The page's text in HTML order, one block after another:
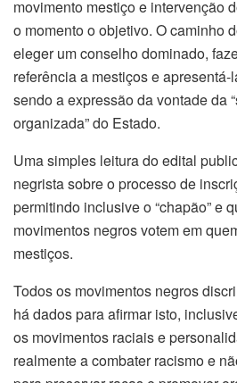
movimento mestiço e intervenção
o momento o objetivo. O caminho
eleger um conselho dominado,
referência a mestiços e
sendo a expressão da vontade da
organizada” do Estado.
Uma simples leitura do edital
negrista sobre o processo de
permitindo inclusive o “chapão” e
movimentos negros votem em
mestiços.
Todos os movimentos negros
há dados para afirmar isto,
os movimentos raciais e
realmente a combater racismo e